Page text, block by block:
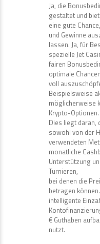
Ja, die
gestaltet und
eine gute
und Gewinne
lassen. Ja, für
spezielle Jet
fairen
optimale
voll
Beispielsweise
möglicherweise
Krypto-Optionen.
Dies liegt daran,
sowohl von der
verwendeten
monatliche
Unterstützung
Turnieren,
bei denen die
betragen
intelligente
€ Guthaben
nutzt.